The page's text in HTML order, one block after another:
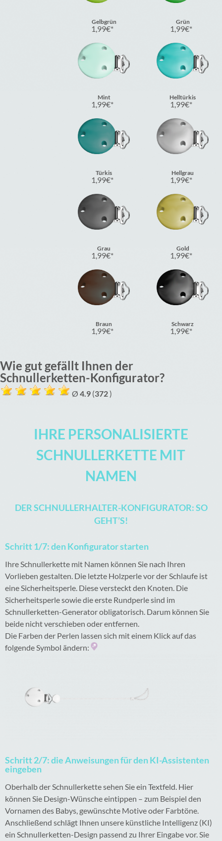
Gelbgrün
1,99€
Grün
1,99€
Mint
1,99€
Helltürkis
1,99€
Türkis
1,99€
Hellgrau
1,99€
Grau
1,99€
Gold
1,99€
Braun
1,99€
Schwarz
1,99€
Wie gut gefällt Ihnen der
Schnullerketten-Konfigurator?
Ø 4.9 (372)
IHRE PERSONALISIERTE
SCHNULLERKETTE MIT
NAMEN
DER SCHNULLERHALTER-KONFIGURATOR: SO
GEHT’S!
Schritt 1/7: den Konfigurator starten
Ihre Schnullerkette mit Namen können Sie nach Ihren
Vorlieben gestalten. Die letzte Holzperle vor der Schlaufe ist
eine Sicherheitsperle. Diese versteckt den Knoten. Die
Sicherheitsperle sowie die erste Rundperle sind im
Schnullerketten-Generator obligatorisch. Darum können Sie
beide nicht verschieben oder entfernen.
Die Farben der Perlen lassen sich mit einem Klick auf das
folgende Symbol ändern:
Schritt 2/7: die Anweisungen für den KI-Assistenten
eingeben
Oberhalb der Schnullerkette sehen Sie ein Textfeld. Hier
können Sie Design-Wünsche eintippen – zum Beispiel den
Vornamen des Babys, gewünschte Motive oder Farbtöne.
Anschließend schlägt Ihnen unsere künstliche Intelligenz (KI)
ein Schnullerketten-Design passend zu Ihrer Eingabe vor. Sie